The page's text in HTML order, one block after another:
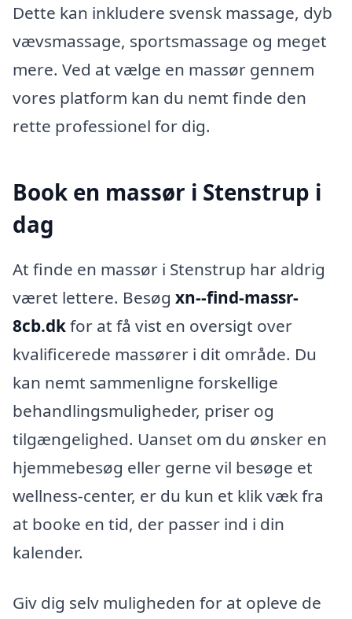
Dette kan inkludere svensk massage, dyb
vævsmassage, sportsmassage og meget
mere. Ved at vælge en massør gennem
vores platform kan du nemt finde den
rette professionel for dig.
Book en massør i Stenstrup i
dag
At finde en massør i Stenstrup har aldrig
været lettere. Besøg xn--find-massr-
8cb.dkfor at få vist en oversigt over
kvalificerede massører i dit område. Du
kan nemt sammenligne forskellige
behandlingsmuligheder, priser og
tilgængelighed. Uanset om du ønsker en
hjemmebesøg eller gerne vil besøge et
wellness-center, er du kun et klik væk fra
at booke en tid, der passer ind i din
kalender.
Giv dig selv muligheden for at opleve de